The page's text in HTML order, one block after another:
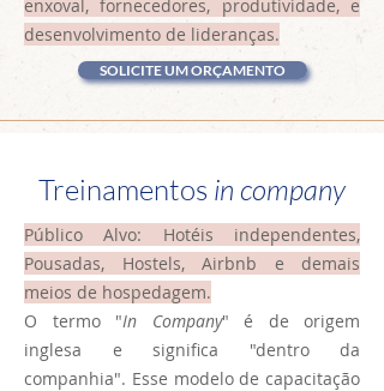
enxoval, fornecedores, produtividade, e
desenvolvimento de lideranças.
SOLICITE UM ORÇAMENTO
Treinamentos in company
Público Alvo: Hotéis independentes,
Pousadas, Hostels, Airbnb e demais
meios de hospedagem.
O termo "In Company" é de origem
inglesa e significa "dentro da
companhia". Esse modelo de capacitação